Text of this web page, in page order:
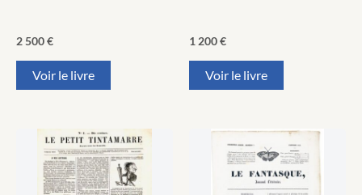
2 500€
Voir le livre
1 200€
Voir le livre